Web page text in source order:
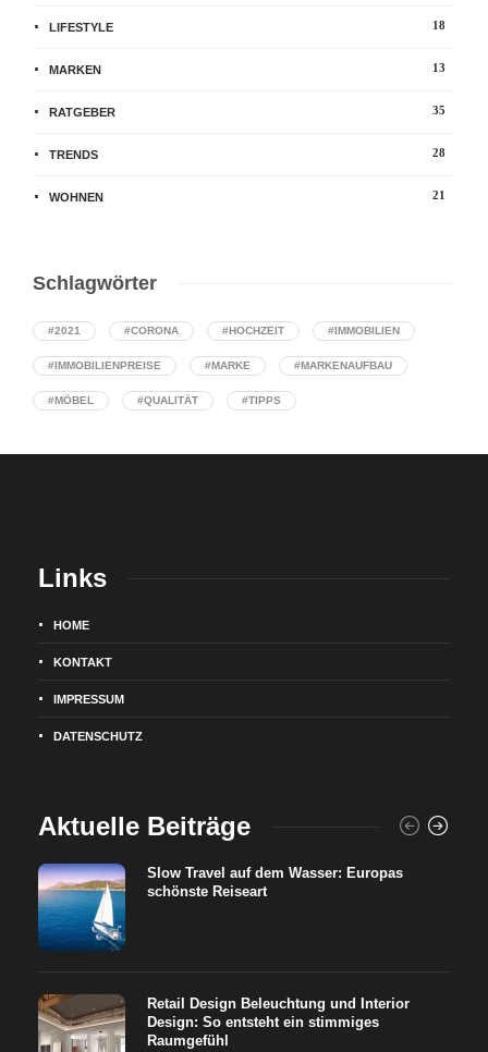
LIFESTYLE 18
MARKEN 13
RATGEBER 35
TRENDS 28
WOHNEN 21
Schlagwörter
#2021 #CORONA #HOCHZEIT #IMMOBILIEN
#IMMOBILIENPREISE #MARKE #MARKENAUFBAU
#MÖBEL #QUALITÄT #TIPPS
Links
HOME
KONTAKT
IMPRESSUM
DATENSCHUTZ
Aktuelle Beiträge
Slow Travel auf dem Wasser: Europas
schönste Reiseart
Retail Design Beleuchtung und Interior
Design: So entsteht ein stimmiges
Raumgefühl